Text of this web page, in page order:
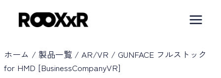
ス
キ
ホーム / 製品一覧 / AR/VR / GUNFACE フルストック
for HMD [BusinessCompanyVR]